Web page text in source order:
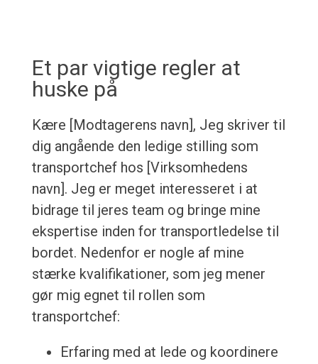
Et par vigtige regler at
huske på
Kære [Modtagerens navn], Jeg skriver til
dig angående den ledige stilling som
transportchef hos [Virksomhedens
navn]. Jeg er meget interesseret i at
bidrage til jeres team og bringe mine
ekspertise inden for transportledelse til
bordet. Nedenfor er nogle af mine
stærke kvalifikationer, som jeg mener
gør mig egnet til rollen som
transportchef:
Erfaring med at lede og koordinere